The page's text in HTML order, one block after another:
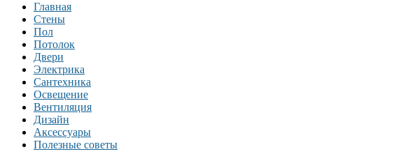
Главная
Стены
Пол
Потолок
Двери
Электрика
Сантехника
Освещение
Вентиляция
Дизайн
Аксессуары
Полезные советы